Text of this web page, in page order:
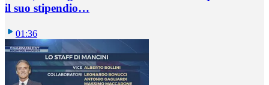
il suo stipendio…
01:36